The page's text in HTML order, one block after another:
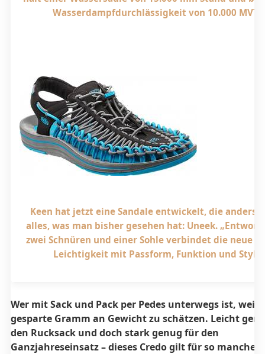
Wasserdampfdurchlässigkeit von 10.000 MVTR
Keen hat jetzt eine Sandale entwickelt, die anders
alles, was man bisher gesehen hat: Uneek.
zwei Schnüren und einer Sohle verbindet die neue
Leichtigkeit mit Passform, Funktion und Style.
Wer mit Sack und Pack per Pedes unterwegs ist, weiß
gesparte Gramm an Gewicht zu schätzen. Leicht
den Rucksack und doch stark genug für den
Ganzjahreseinsatz – dieses Credo gilt für so manches